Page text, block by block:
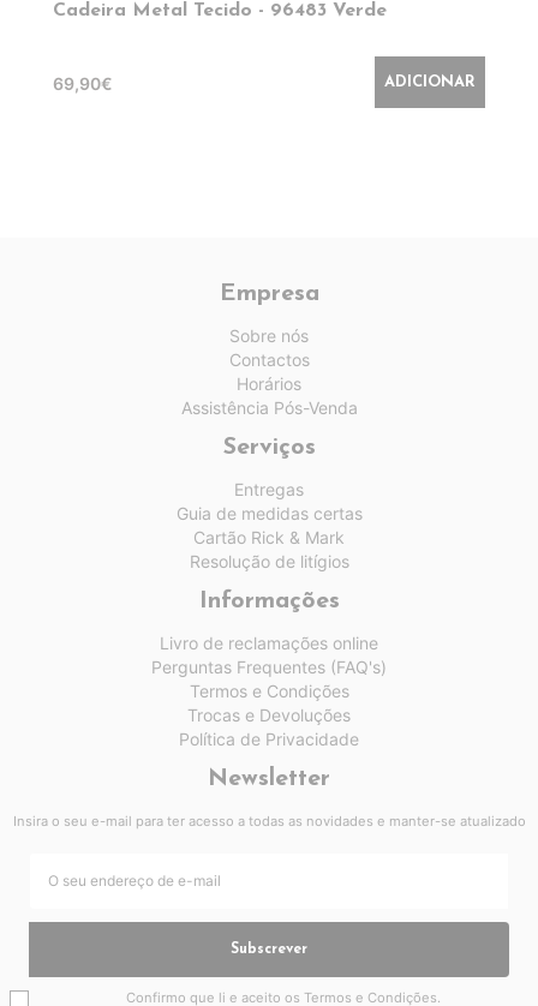
Cadeira Metal Tecido - 96483 Verde
69,90€ ADICIONAR
Empresa
Sobre nós
Contactos
Horários
Assistência Pós-Venda
Serviços
Entregas
Guia de medidas certas
Cartão Rick & Mark
Resolução de litígios
Informações
Livro de reclamações online
Perguntas Frequentes (FAQ's)
Termos e Condições
Trocas e Devoluções
Política de Privacidade
Newsletter
Insira o seu e-mail para ter acesso a todas as novidades e manter-se atualizado
Subscrever
Confirmo que li e aceito os Termos e Condições.